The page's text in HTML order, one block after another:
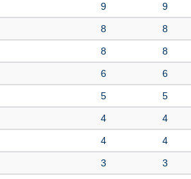
9
9
8
8
8
8
6
6
5
5
4
4
4
4
3
3